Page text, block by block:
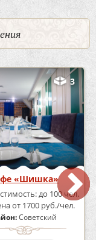
3
«Шишка»
до 100 чел.
от 1700 руб./чел.
Советский